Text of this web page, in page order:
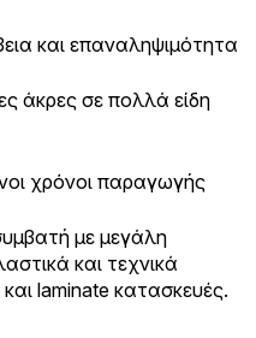
και επαναληψιμότητα
άκρες σε πολλά είδη
χρόνοι παραγωγής
με μεγάλη
και τεχνικά
laminate κατασκευές.